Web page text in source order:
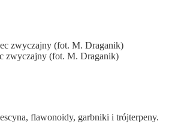
zwyczajny (fot. M. Draganik)
flawonoidy, garbniki i trójterpeny.